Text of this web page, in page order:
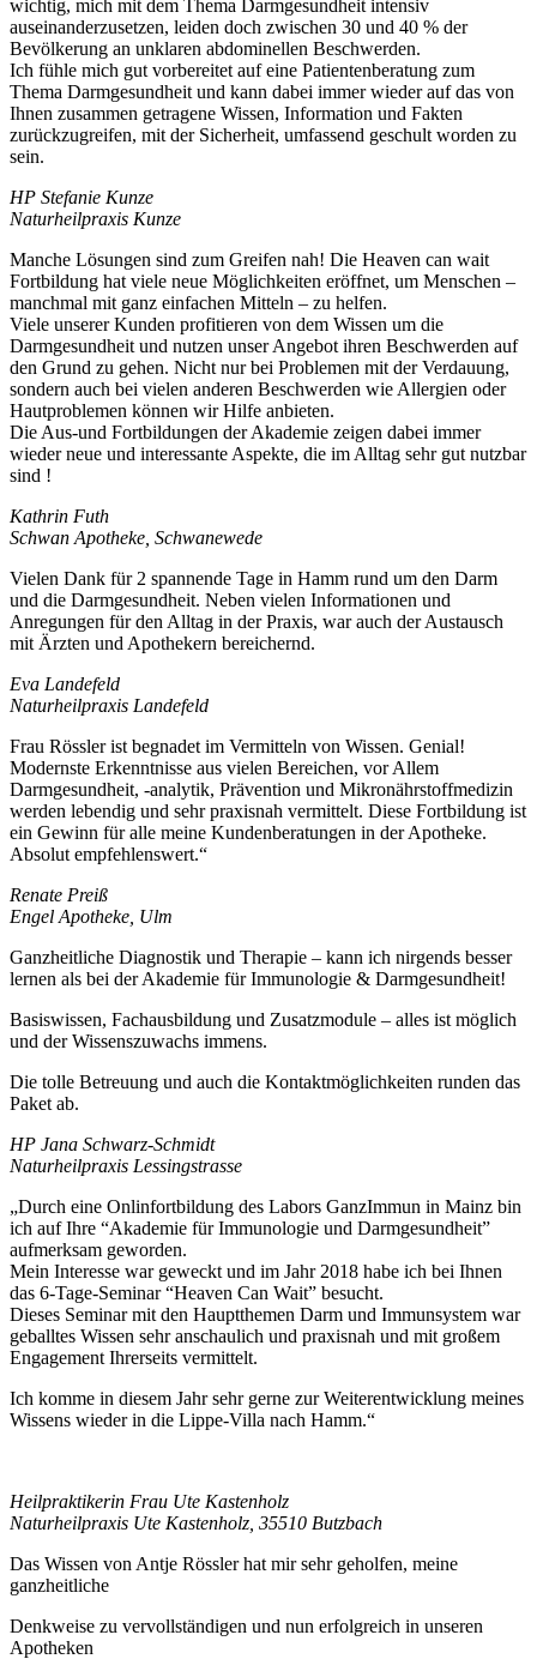
wichtig, mich mit dem Thema Darmgesundheit intensiv
auseinanderzusetzen, leiden doch zwischen 30 und 40 % der
Bevölkerung an unklaren abdominellen Beschwerden.
Ich fühle mich gut vorbereitet auf eine Patientenberatung zum
Thema Darmgesundheit und kann dabei immer wieder auf das von
Ihnen zusammen getragene Wissen, Information und Fakten
zurückzugreifen, mit der Sicherheit, umfassend geschult worden zu
sein.
HP Stefanie Kunze
Naturheilpraxis Kunze
Manche Lösungen sind zum Greifen nah! Die Heaven can wait
Fortbildung hat viele neue Möglichkeiten eröffnet, um Menschen –
manchmal mit ganz einfachen Mitteln – zu helfen.
Viele unserer Kunden profitieren von dem Wissen um die
Darmgesundheit und nutzen unser Angebot ihren Beschwerden auf
den Grund zu gehen. Nicht nur bei Problemen mit der Verdauung,
sondern auch bei vielen anderen Beschwerden wie Allergien oder
Hautproblemen können wir Hilfe anbieten.
Die Aus-und Fortbildungen der Akademie zeigen dabei immer
wieder neue und interessante Aspekte, die im Alltag sehr gut nutzbar
sind !
Kathrin Futh
Schwan Apotheke, Schwanewede
Vielen Dank für 2 spannende Tage in Hamm rund um den Darm
und die Darmgesundheit. Neben vielen Informationen und
Anregungen für den Alltag in der Praxis, war auch der Austausch
mit Ärzten und Apothekern bereichernd.
Eva Landefeld
Naturheilpraxis Landefeld
Frau Rössler ist begnadet im Vermitteln von Wissen. Genial!
Modernste Erkenntnisse aus vielen Bereichen, vor Allem
Darmgesundheit, -analytik, Prävention und Mikronährstoffmedizin
werden lebendig und sehr praxisnah vermittelt. Diese Fortbildung ist
ein Gewinn für alle meine Kundenberatungen in der Apotheke.
Absolut empfehlenswert.“
Renate Preiß
Engel Apotheke, Ulm
Ganzheitliche Diagnostik und Therapie – kann ich nirgends besser
lernen als bei der Akademie für Immunologie & Darmgesundheit!
Basiswissen, Fachausbildung und Zusatzmodule – alles ist möglich
und der Wissenszuwachs immens.
Die tolle Betreuung und auch die Kontaktmöglichkeiten runden das
Paket ab.
HP Jana Schwarz-Schmidt
Naturheilpraxis Lessingstrasse
„Durch eine Onlinfortbildung des Labors GanzImmun in Mainz bin
ich auf Ihre “Akademie für Immunologie und Darmgesundheit”
aufmerksam geworden.
Mein Interesse war geweckt und im Jahr 2018 habe ich bei Ihnen
das 6-Tage-Seminar “Heaven Can Wait” besucht.
Dieses Seminar mit den Hauptthemen Darm und Immunsystem war
geballtes Wissen sehr anschaulich und praxisnah und mit großem
Engagement Ihrerseits vermittelt.
Ich komme in diesem Jahr sehr gerne zur Weiterentwicklung meines
Wissens wieder in die Lippe-Villa nach Hamm.“
Heilpraktikerin Frau Ute Kastenholz
Naturheilpraxis Ute Kastenholz, 35510 Butzbach
Das Wissen von Antje Rössler hat mir sehr geholfen, meine
ganzheitliche
Denkweise zu vervollständigen und nun erfolgreich in unseren
Apotheken